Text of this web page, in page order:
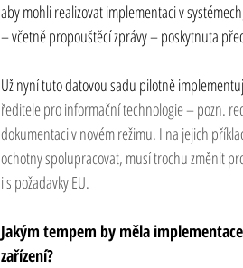
aby mohli realizovat implementaci v
– včetně propouštěcí zprávy – poskytnuta
Už nyní tuto datovou sadu pilotně
ředitele pro informační technologie – pozn.
dokumentaci v novém režimu. I na jejich
ochotny spolupracovat, musí trochu změnit
i s požadavky EU.
Jakým tempem by měla
zařízení?